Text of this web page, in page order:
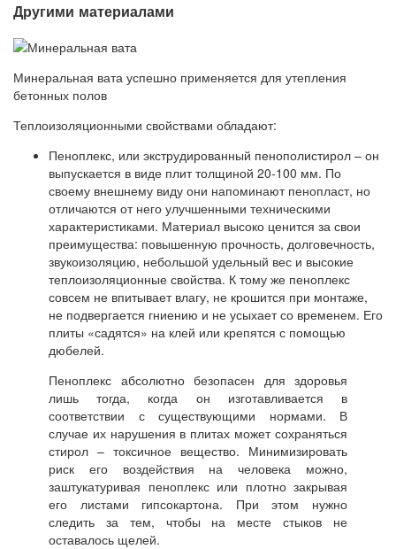
Другими материалами
Минеральная вата успешно применяется для утепления
бетонных полов
Теплоизоляционными свойствами обладают:
Пеноплекс, или экструдированный пенополистирол – он
выпускается в виде плит толщиной 20-100 мм. По
своему внешнему виду они напоминают пенопласт, но
отличаются от него улучшенными техническими
характеристиками. Материал высоко ценится за свои
преимущества: повышенную прочность, долговечность,
звукоизоляцию, небольшой удельный вес и высокие
теплоизоляционные свойства. К тому же пеноплекс
совсем не впитывает влагу, не крошится при монтаже,
не подвергается гниению и не усыхает со временем. Его
плиты «садятся» на клей или крепятся с помощью
дюбелей.
Пеноплекс абсолютно безопасен для здоровья
лишь тогда, когда он изготавливается в
соответствии с существующими нормами. В
случае их нарушения в плитах может сохраняться
стирол – токсичное вещество. Минимизировать
риск его воздействия на человека можно,
заштукатуривая пеноплекс или плотно закрывая
его листами гипсокартона. При этом нужно
следить за тем, чтобы на месте стыков не
оставалось щелей.